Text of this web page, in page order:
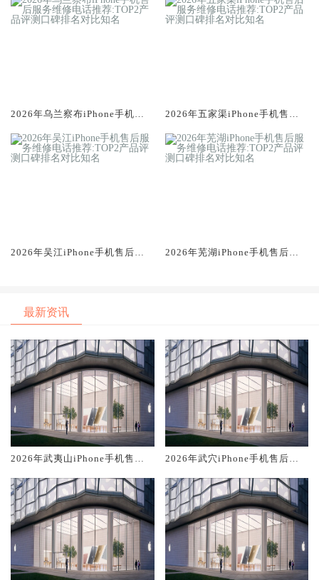
2026年乌兰察布iPhone手机售
评测口碑排名对比知名
2026年五家渠iPhone手机售后
测口碑排名对比知名
2026年吴江iPhone手机售后服
2026年芜湖iPhone手机售后服
最新资讯
2026年武夷山iPhone手机售后
测口碑排名对比知名
2026年武穴iPhone手机售后服
口碑排名对比知名